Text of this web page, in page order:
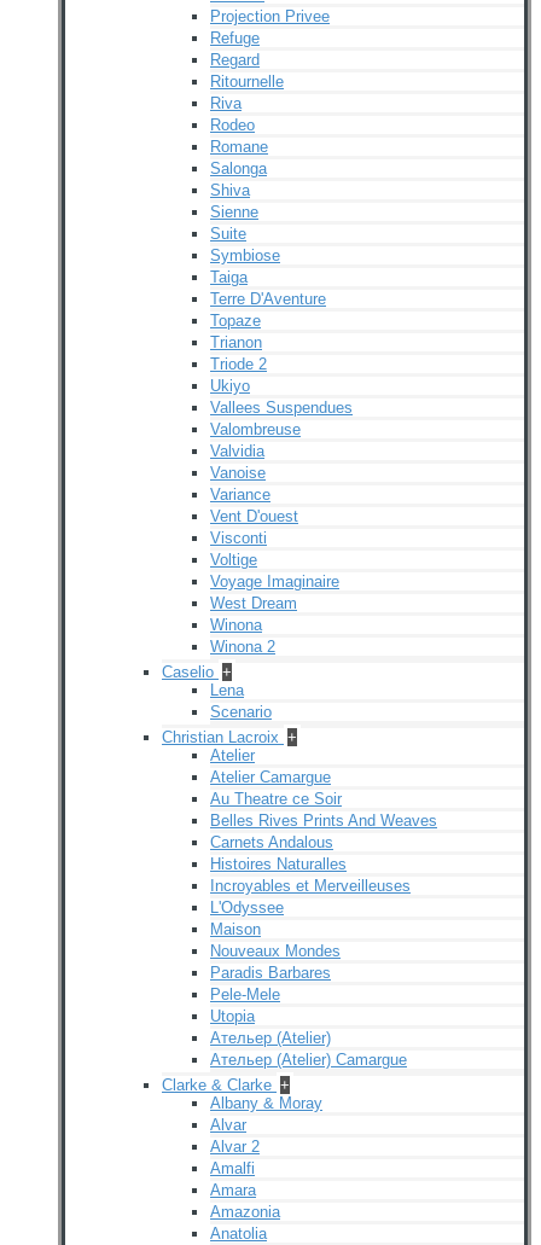
Projection Privee
Refuge
Regard
Ritournelle
Riva
Rodeo
Romane
Salonga
Shiva
Sienne
Suite
Symbiose
Taiga
Terre D'Aventure
Topaze
Trianon
Triode 2
Ukiyo
Vallees Suspendues
Valombreuse
Valvidia
Vanoise
Variance
Vent D'ouest
Visconti
Voltige
Voyage Imaginaire
West Dream
Winona
Winona 2
Caselio +
Lena
Scenario
Christian Lacroix +
Atelier
Atelier Camargue
Au Theatre ce Soir
Belles Rives Prints And Weaves
Carnets Andalous
Histoires Naturalles
Incroyables et Merveilleuses
L'Odyssee
Maison
Nouveaux Mondes
Paradis Barbares
Pele-Mele
Utopia
Ательер (Atelier)
Ательер (Atelier) Camargue
Clarke & Clarke +
Albany & Moray
Alvar
Alvar 2
Amalfi
Amara
Amazonia
Anatolia